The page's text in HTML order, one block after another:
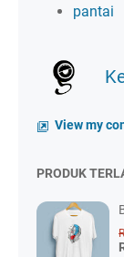
pantai
View my
PRODUK